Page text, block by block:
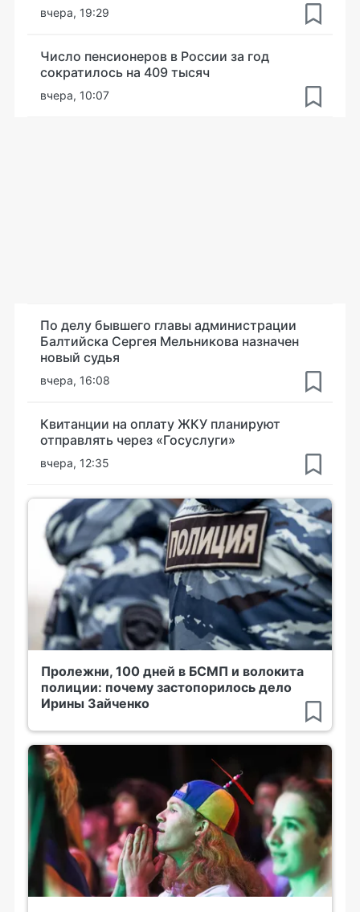
вчера, 19:29
Число пенсионеров в России за год
сократилось на 409 тысяч
вчера, 10:07
По делу бывшего главы администрации
Балтийска Сергея Мельникова назначен
новый судья
вчера, 16:08
Квитанции на оплату ЖКУ планируют
отправлять через «Госуслуги»
вчера, 12:35
Пролежни, 100 дней в БСМП и волокита
полиции: почему застопорилось дело
Ирины Зайченко